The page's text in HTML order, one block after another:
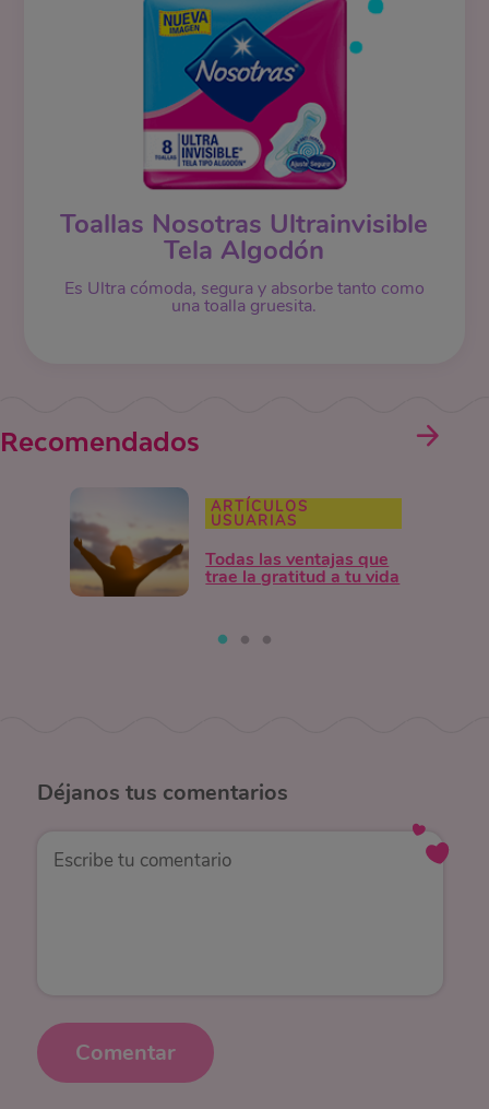
Toallas Nosotras Ultrainvisible
Tela Algodón
Es Ultra cómoda, segura y absorbe tanto como
una toalla gruesita.
Recomendados
ARTÍCULOS
USUARIAS
Todas las ventajas que
trae la gratitud a tu vida
Déjanos tus comentarios
Comentar